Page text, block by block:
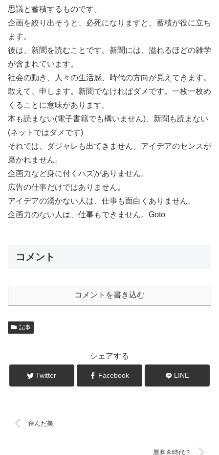
思議と蓄積するものです。
企画を絞り出そうと、必死になりますと、蓄積が役に立ち
ます。
後は、新聞を読むことです。新聞には、溢れるほどの雑学
が含まれています。
社会の動き、人々の生活感、時代の方向が見えてきます。
敢えて、申します。新聞でなければダメです。一枚一枚め
くることに意味があります。
本も読まない(電子書籍でも構いません)、新聞も読まない
(ネットではダメです)
それでは、ダジャレも出てきません。アイデアのセンスが
磨かれません。
企画力など身に付くハズがありません。
広告の仕事だけではありません。
アイデアの湧かない人は、仕事も面白くありません。
企画力のない人は、仕事もできません。Goto
コメント
コメントを書き込む
記事
シェアする
Twitter Facebook LINE
歪んだ美
唇寒き時代？